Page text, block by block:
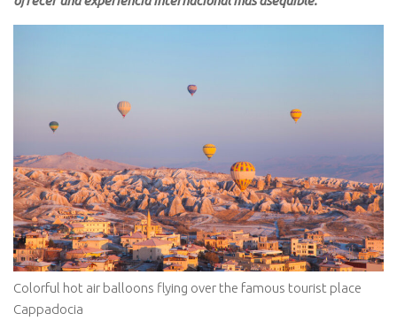
Colorful hot air balloons flying over the famous tourist place
Cappadocia